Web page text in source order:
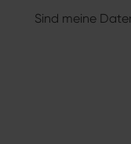
Sind meine